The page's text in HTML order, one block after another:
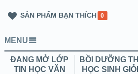
SẢN PHẨM BẠN THÍCH 0
MENU
ĐANG MỞ LỚP
TIN HỌC VĂN
BỒI DƯỠNG THI
HỌC SINH GIỎI